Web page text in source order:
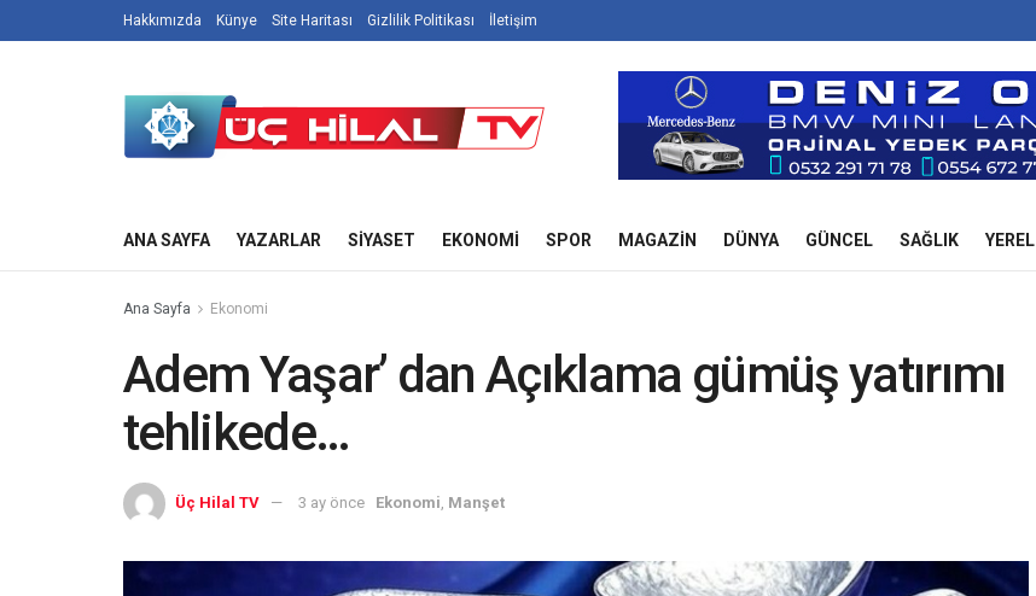
Hakkımızda Künye Site Haritası Gizlilik Politikası İletişim
ANA SAYFA YAZARLAR SIYASET EKONOMI SPOR MAGAZIN DÜNYA GÜNCEL SAĞLIK YEREL
Ana Sayfa Ekonomi
Adem Yaşar’ dan Açıklama gümüş yatırımı
tehlikede…
Üç Hilal TV 3 ay önce Ekonomi Manşet